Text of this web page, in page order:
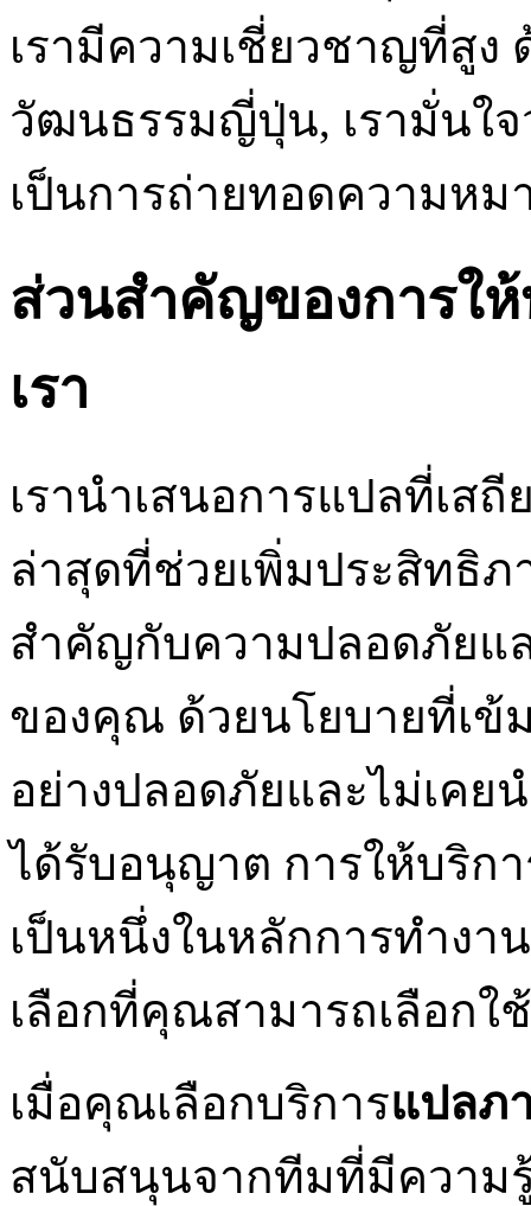
เรามีความเชี่ยวชาญที่สูง
วัฒนธรรมญี่ปุ่น, เรามั่นใ
เป็นการถ่ายทอดความหม
ส่วนสำคัญของการใ
เรา
เรานำเสนอการแปลที่เส
ล่าสุดที่ช่วยเพิ่มประสิทธิภ
สำคัญกับความปลอดภัยแ
ของคุณ ด้วยนโยบายที่เข้
อย่างปลอดภัยและไม่เคย
ได้รับอนุญาต การให้บริก
เป็นหนึ่งในหลักการทำงา
เลือกที่คุณสามารถเลือก
เมื่อคุณเลือกบริการแปลภ
สนับสนุนจากทีมที่มีความ